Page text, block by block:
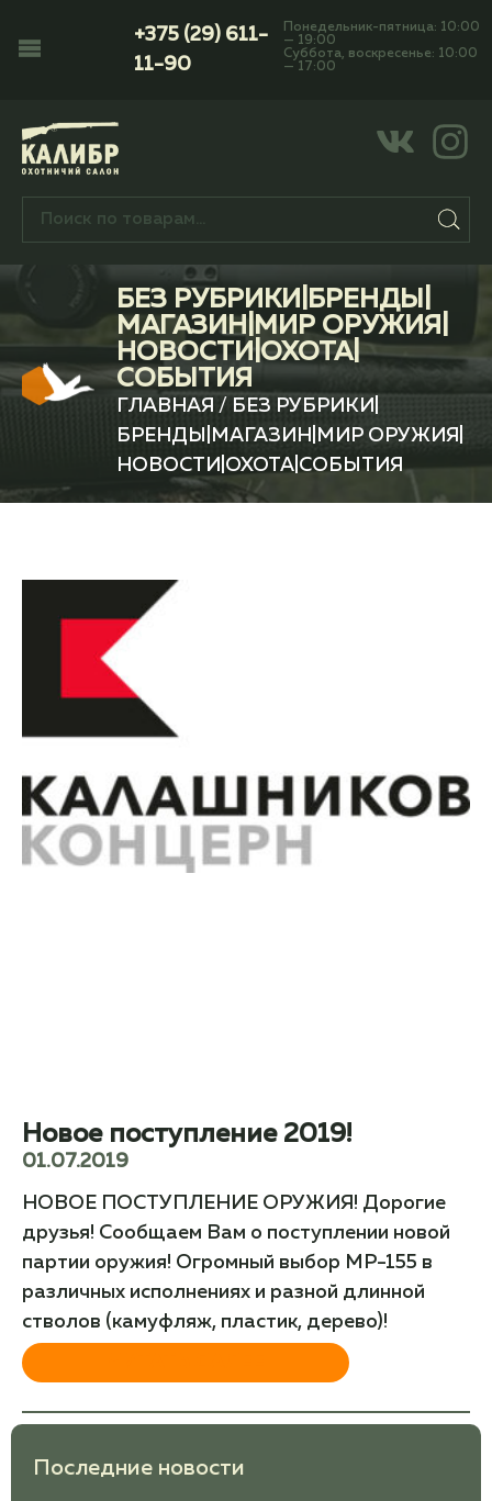
+375 (29) 611-
11-90
Понедельник-пятница: 10:00
— 19:00
Суббота, воскресенье: 10:00
— 17:00
БЕЗ РУБРИКИ|БРЕНДЫ|
МАГАЗИН|МИР ОРУЖИЯ|
НОВОСТИ|ОХОТА|
СОБЫТИЯ
ГЛАВНАЯ / БЕЗ РУБРИКИ|
БРЕНДЫ|МАГАЗИН|МИР ОРУЖИЯ|
НОВОСТИ|ОХОТА|СОБЫТИЯ
Новое поступление 2019!
01.07.2019
НОВОЕ ПОСТУПЛЕНИЕ ОРУЖИЯ! Дорогие
друзья! Сообщаем Вам о поступлении новой
партии оружия! Огромный выбор МР-155 в
различных исполнениях и разной длинной
стволов (камуфляж, пластик, дерево)!
Последние новости